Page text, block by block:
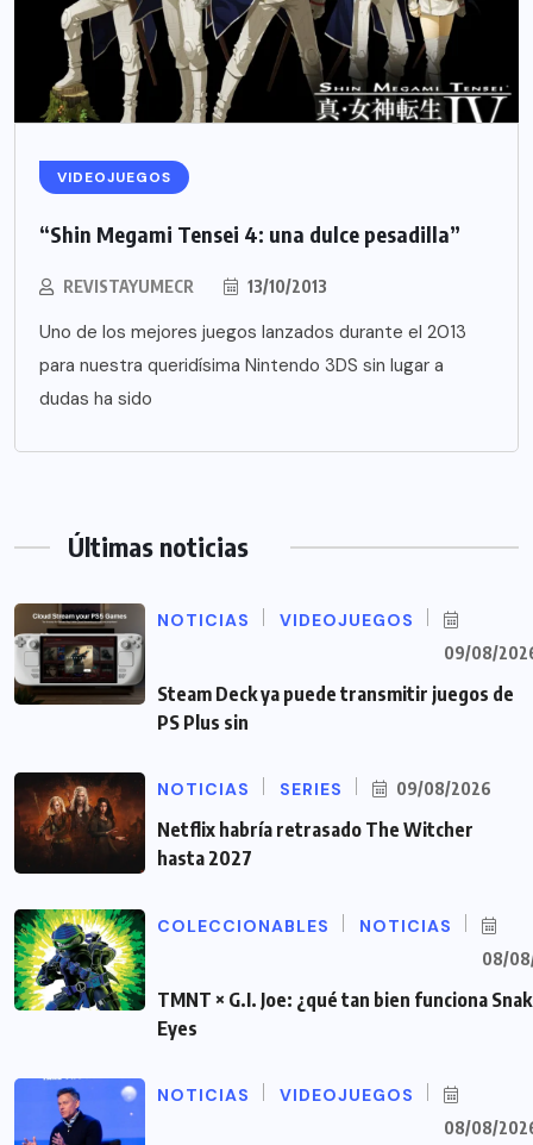
VIDEOJUEGOS
“Shin Megami Tensei 4: una dulce pesadilla”
REVISTAYUMECR 13/10/2013
Uno de los mejores juegos lanzados durante el 2013
para nuestra queridísima Nintendo 3DS sin lugar a
dudas ha sido
Últimas noticias
NOTICIAS VIDEOJUEGOS
09/08/
Steam Deck ya puede transmitir juegos de
PS Plus sin
NOTICIAS SERIES 09/08/2026
Netflix habría retrasado The Witcher
hasta 2027
COLECCIONABLES NOTICIAS
08/
TMNT × G.I. Joe: ¿qué tan bien funciona
Eyes
NOTICIAS VIDEOJUEGOS
08/08/